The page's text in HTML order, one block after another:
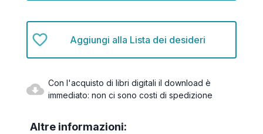
Aggiungi alla Lista dei desideri
Con l'acquisto di libri digitali il download è
immediato: non ci sono costi di spedizione
Altre informazioni: